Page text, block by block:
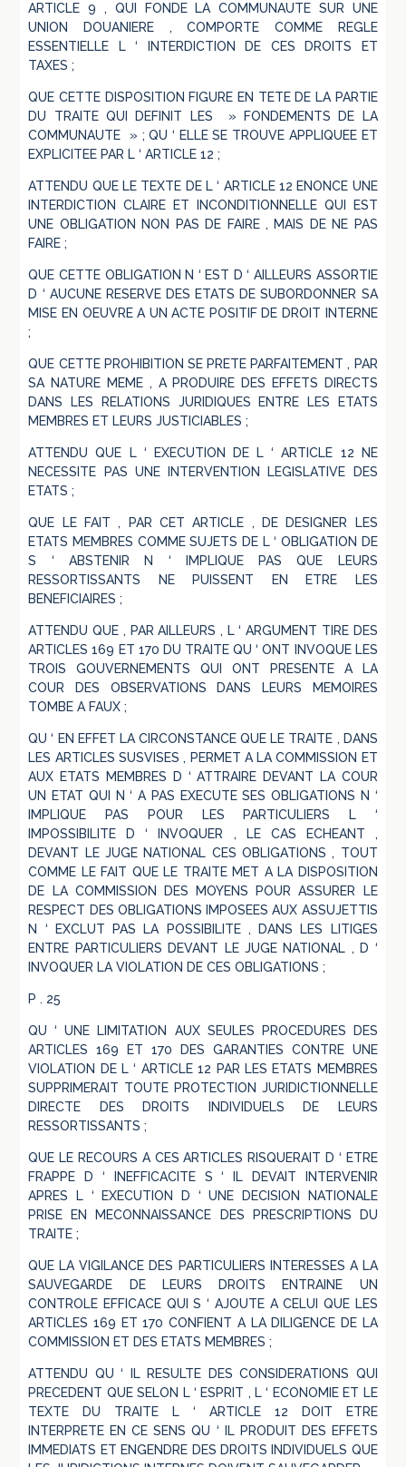
ARTICLE 9 , QUI FONDE LA COMMUNAUTE SUR UNE
UNION DOUANIERE , COMPORTE COMME REGLE
ESSENTIELLE L ‘ INTERDICTION DE CES DROITS ET
TAXES ;
QUE CETTE DISPOSITION FIGURE EN TETE DE LA PARTIE
DU TRAITE QUI DEFINIT LES » FONDEMENTS DE LA
COMMUNAUTE » ; QU ‘ ELLE SE TROUVE APPLIQUEE ET
EXPLICITEE PAR L ‘ ARTICLE 12 ;
ATTENDU QUE LE TEXTE DE L ‘ ARTICLE 12 ENONCE UNE
INTERDICTION CLAIRE ET INCONDITIONNELLE QUI EST
UNE OBLIGATION NON PAS DE FAIRE , MAIS DE NE PAS
FAIRE ;
QUE CETTE OBLIGATION N ‘ EST D ‘ AILLEURS ASSORTIE
D ‘ AUCUNE RESERVE DES ETATS DE SUBORDONNER SA
MISE EN OEUVRE A UN ACTE POSITIF DE DROIT INTERNE
;
QUE CETTE PROHIBITION SE PRETE PARFAITEMENT , PAR
SA NATURE MEME , A PRODUIRE DES EFFETS DIRECTS
DANS LES RELATIONS JURIDIQUES ENTRE LES ETATS
MEMBRES ET LEURS JUSTICIABLES ;
ATTENDU QUE L ‘ EXECUTION DE L ‘ ARTICLE 12 NE
NECESSITE PAS UNE INTERVENTION LEGISLATIVE DES
ETATS ;
QUE LE FAIT , PAR CET ARTICLE , DE DESIGNER LES
ETATS MEMBRES COMME SUJETS DE L ‘ OBLIGATION DE
S ‘ ABSTENIR N ‘ IMPLIQUE PAS QUE LEURS
RESSORTISSANTS NE PUISSENT EN ETRE LES
BENEFICIAIRES ;
ATTENDU QUE , PAR AILLEURS , L ‘ ARGUMENT TIRE DES
ARTICLES 169 ET 170 DU TRAITE QU ‘ ONT INVOQUE LES
TROIS GOUVERNEMENTS QUI ONT PRESENTE A LA
COUR DES OBSERVATIONS DANS LEURS MEMOIRES
TOMBE A FAUX ;
QU ‘ EN EFFET LA CIRCONSTANCE QUE LE TRAITE , DANS
LES ARTICLES SUSVISES , PERMET A LA COMMISSION ET
AUX ETATS MEMBRES D ‘ ATTRAIRE DEVANT LA COUR
UN ETAT QUI N ‘ A PAS EXECUTE SES OBLIGATIONS N ‘
IMPLIQUE PAS POUR LES PARTICULIERS L ‘
IMPOSSIBILITE D ‘ INVOQUER , LE CAS ECHEANT ,
DEVANT LE JUGE NATIONAL CES OBLIGATIONS , TOUT
COMME LE FAIT QUE LE TRAITE MET A LA DISPOSITION
DE LA COMMISSION DES MOYENS POUR ASSURER LE
RESPECT DES OBLIGATIONS IMPOSEES AUX ASSUJETTIS
N ‘ EXCLUT PAS LA POSSIBILITE , DANS LES LITIGES
ENTRE PARTICULIERS DEVANT LE JUGE NATIONAL , D ‘
INVOQUER LA VIOLATION DE CES OBLIGATIONS ;
P . 25
QU ‘ UNE LIMITATION AUX SEULES PROCEDURES DES
ARTICLES 169 ET 170 DES GARANTIES CONTRE UNE
VIOLATION DE L ‘ ARTICLE 12 PAR LES ETATS MEMBRES
SUPPRIMERAIT TOUTE PROTECTION JURIDICTIONNELLE
DIRECTE DES DROITS INDIVIDUELS DE LEURS
RESSORTISSANTS ;
QUE LE RECOURS A CES ARTICLES RISQUERAIT D ‘ ETRE
FRAPPE D ‘ INEFFICACITE S ‘ IL DEVAIT INTERVENIR
APRES L ‘ EXECUTION D ‘ UNE DECISION NATIONALE
PRISE EN MECONNAISSANCE DES PRESCRIPTIONS DU
TRAITE ;
QUE LA VIGILANCE DES PARTICULIERS INTERESSES A LA
SAUVEGARDE DE LEURS DROITS ENTRAINE UN
CONTROLE EFFICACE QUI S ‘ AJOUTE A CELUI QUE LES
ARTICLES 169 ET 170 CONFIENT A LA DILIGENCE DE LA
COMMISSION ET DES ETATS MEMBRES ;
ATTENDU QU ‘ IL RESULTE DES CONSIDERATIONS QUI
PRECEDENT QUE SELON L ‘ ESPRIT , L ‘ ECONOMIE ET LE
TEXTE DU TRAITE L ‘ ARTICLE 12 DOIT ETRE
INTERPRETE EN CE SENS QU ‘ IL PRODUIT DES EFFETS
IMMEDIATS ET ENGENDRE DES DROITS INDIVIDUELS QUE